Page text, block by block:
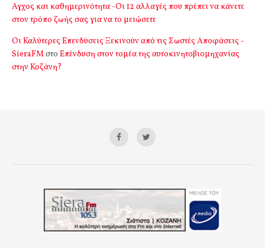
Αγχος και καθημερινότητα -Οι 12 αλλαγές που πρέπει να κάνετε
στον τρόπο ζωής σας για να το μειώσετε
Οι Καλύτερες Επενδύσεις Ξεκινούν από τις Σωστές Αποφάσεις -
SieraFMστο Επένδυση στον τομέα της αυτοκινητοβιομηχανίας
στην Κοζάνη?